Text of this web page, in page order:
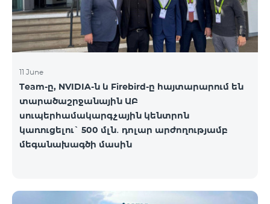
11 June
Team-ը, NVIDIA-ն և Firebird-ը հայտարարում են
տարածաշրջանային ԱԲ
սուպերհամակարգչային կենտրոն
կառուցելու` 500 մլն․ դոլար արժողությամբ
մեգանախագծի մասին